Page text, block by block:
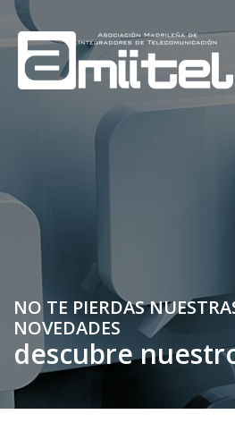
NO TE PIERDAS
NOVEDADES
descubre